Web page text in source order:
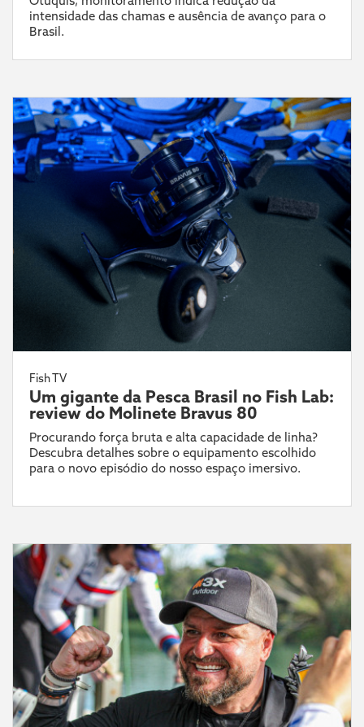
intensidade das chamas e ausência de avanço para o
Brasil.
Fish TV
Um gigante da Pesca Brasil no Fish Lab:
review do Molinete Bravus 80
Procurando força bruta e alta capacidade de linha?
Descubra detalhes sobre o equipamento escolhido
para o novo episódio do nosso espaço imersivo.